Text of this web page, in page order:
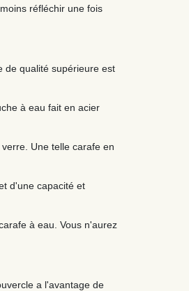
réfléchir une fois
de qualité supérieure est
à eau fait en acier
Une telle carafe en
d'une capacité et
à eau. Vous n'aurez
a l'avantage de